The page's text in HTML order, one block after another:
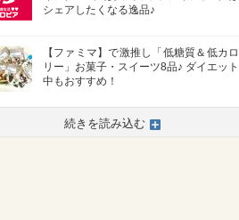
シェアしたくなる逸品♪
【ファミマ】で激推し「低糖質＆低カロ
リー」お菓子・スイーツ8品♪ ダイエット
中もおすすめ！
続きを読み込む